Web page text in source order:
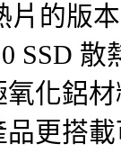
片的
SSD
化鋁
更搭